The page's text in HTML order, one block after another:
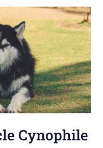
Cynophile